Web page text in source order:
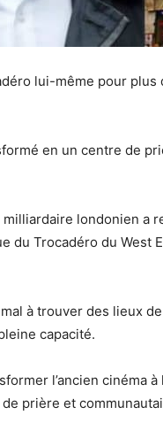
lui-même pour
en un centre de
milliardaire londonien
du Trocadéro du West
à trouver des lieux
capacité.
l’ancien cinéma
prière et